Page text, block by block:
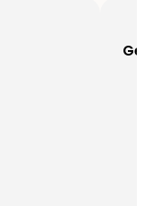
Gezellig